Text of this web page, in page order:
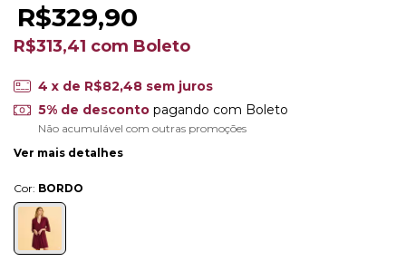
R$329,90
R$313,41 com Boleto
4 x de R$82,48 sem juros
5% de descontopagando com Boleto
Não acumulável com outras promoções
Ver mais detalhes
Cor: BORDO